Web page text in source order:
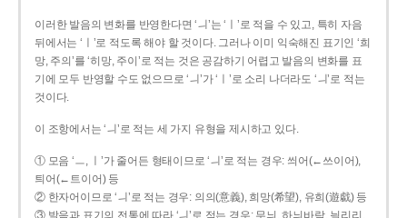
이러한 발음의 변화를 반영한다면 ‘ㅢ’는 ‘ㅣ’로 적을 수 있고, 특히 자음
뒤에서는 ‘ㅣ’로 적도록 해야 할 것이다. 그러나 이미 익숙해진 표기인 ‘희
망, 주의’를 ‘히망, 주이’로 적는 것은 공감하기 어렵고 발음의 변화를 표
기에 모두 반영할 수도 없으므로 ‘ㅢ’가 ‘ㅣ’로 소리 나더라도 ‘ㅢ’로 적는
것이다.
이 조항에서는 ‘ㅢ’로 적는 세 가지 유형을 제시하고 있다.
① 모음 ‘ㅡ, ㅣ’가 줄어든 형태이므로 ‘ㅢ’로 적는 경우: 씌어(←쓰이어),
틔어(←트이어) 등
② 한자어이므로 ‘ㅢ’로 적는 경우: 의의(意義), 희망(希望), 유희(遊戱) 등
③ 발음과 표기의 전통에 따라 ‘ㅢ’로 적는 경우: 무늬, 하늬바람, 늴리리,